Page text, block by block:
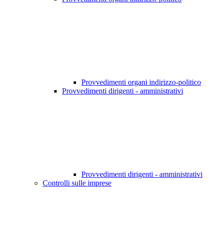
Provvedimenti organi indirizzo-politico
Provvedimenti dirigenti - amministrativi
Provvedimenti dirigenti - amministrativi
Controlli sulle imprese